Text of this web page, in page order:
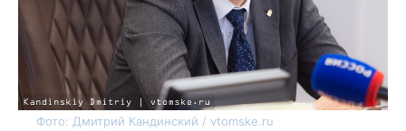
Фото: Дмитрий Кандинский / vtomske.ru